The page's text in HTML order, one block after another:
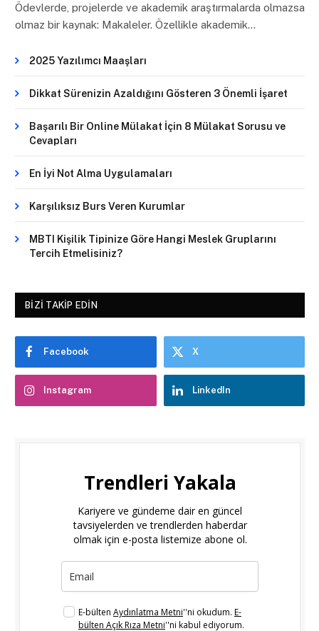
Ödevlerde, projelerde ve akademik araştırmalarda olmazsa
olmaz bir kaynak: Makaleler. Özellikle akademik…
2025 Yazılımcı Maaşları
Dikkat Sürenizin Azaldığını Gösteren 3 Önemli İşaret
Başarılı Bir Online Mülakat İçin 8 Mülakat Sorusu ve
Cevapları
En İyi Not Alma Uygulamaları
Karşılıksız Burs Veren Kurumlar
MBTI Kişilik Tipinize Göre Hangi Meslek Gruplarını
Tercih Etmelisiniz?
BIZI TAKIP EDIN
Facebook X
Instagram LinkedIn
Trendleri Yakala
Kariyere ve gündeme dair en güncel
tavsiyelerden ve trendlerden haberdar
olmak için e-posta listemize abone ol.
E-bülten Aydınlatma Metni''ni okudum. E-
bülten Açık Rıza Metni''ni kabul ediyorum.